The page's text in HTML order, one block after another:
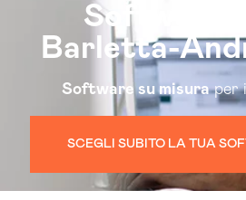
Software
Barletta-
Software su misuraper
SCEGLI SUBITO LA TUA